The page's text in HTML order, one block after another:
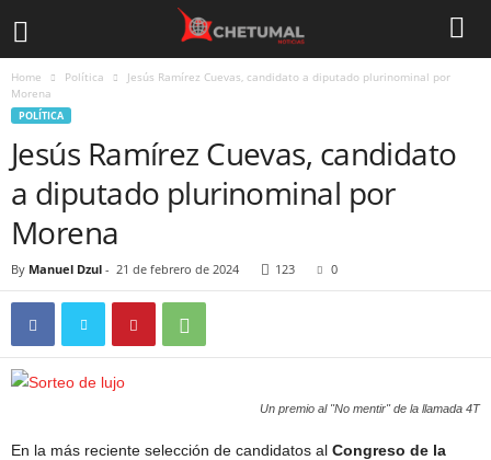
Home Política
Jesús Ramírez Cuevas, candidato a diputado plurinominal por
Morena
POLÍTICA
Jesús Ramírez Cuevas, candidato
a diputado plurinominal por
Morena
By Manuel Dzul - 21 de febrero de 2024 123 0
Un premio al "No mentir" de la llamada 4T
En la más reciente selección de candidatos al Congreso de la